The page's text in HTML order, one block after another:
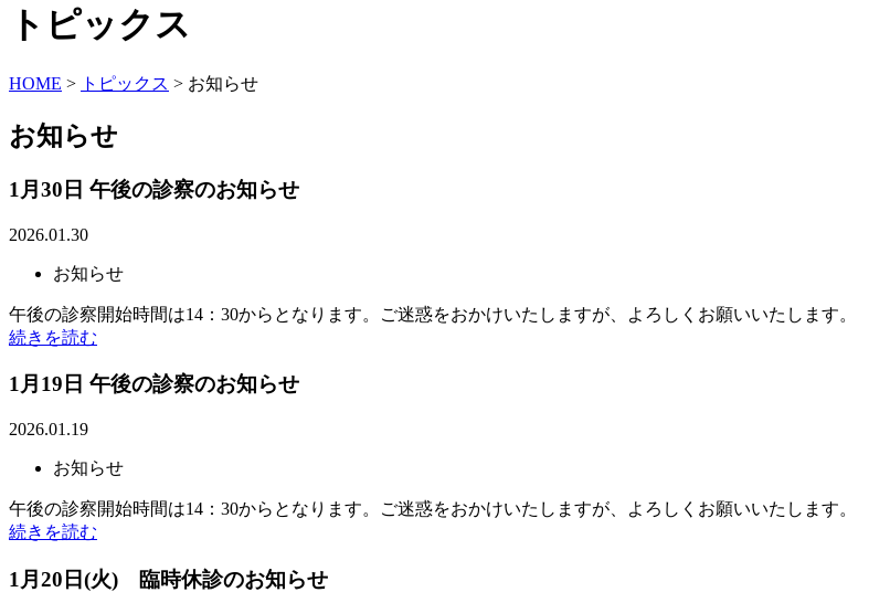
トピックス
HOME > トピックス > お知らせ
お知らせ
1月30日 午後の診察のお知らせ
2026.01.30
お知らせ
午後の診察開始時間は14：30からとなります。ご迷惑をおかけいたしますが、よろしくお願いいたします。
続きを読む
1月19日 午後の診察のお知らせ
2026.01.19
お知らせ
午後の診察開始時間は14：30からとなります。ご迷惑をおかけいたしますが、よろしくお願いいたします。
続きを読む
1月20日(火) 臨時休診のお知らせ